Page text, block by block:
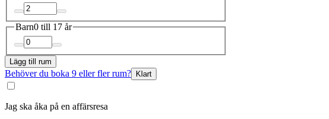
Barn0 till 17 år
Lägg till rum
Behöver du boka 9 eller fler rum? Klart
Jag ska åka på en affärsresa